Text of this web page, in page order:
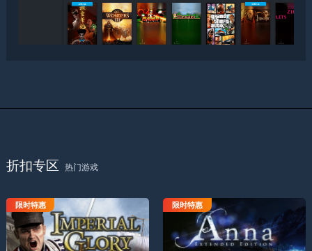
折扣专区 热门游戏
帝国荣耀
限时特惠 Anna扩展版
限时特惠